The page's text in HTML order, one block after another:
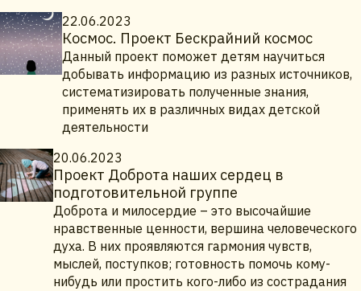
22.06.2023
Космос. Проект Бескрайний космос
Данный проект поможет детям научиться
добывать информацию из разных источников,
систематизировать полученные знания,
применять их в различных видах детской
деятельности
20.06.2023
Проект Доброта наших сердец в
подготовительной группе
Доброта и милосердие – это высочайшие
нравственные ценности, вершина человеческого
духа. В них проявляются гармония чувств,
мыслей, поступков; готовность помочь кому-
нибудь или простить кого-либо из сострадания